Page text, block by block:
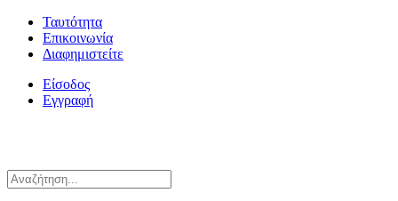
Ταυτότητα
Επικοινωνία
Διαφημιστείτε
Είσοδος
Εγγραφή